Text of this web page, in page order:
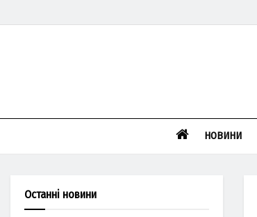
НОВИНИ
Останні новини